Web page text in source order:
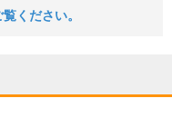
ください。